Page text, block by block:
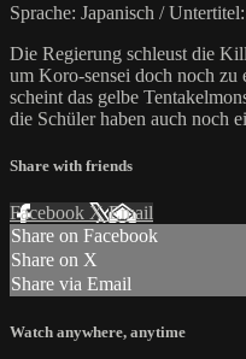
Sprache: Japanisch /
Die Regierung schleust die
um Koro-sensei doch noch
scheint das gelbe
die Schüler haben auch noch
Share with friends
Facebook XEmail
Share on Facebook
Share on X
Share via Email
Watch anywhere, anytime